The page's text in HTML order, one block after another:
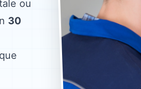
ou
30